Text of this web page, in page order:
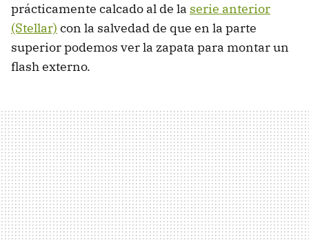
prácticamente calcado al de la serie anterior
(Stellar) con la salvedad de que en la parte
superior podemos ver la zapata para montar un
flash externo.